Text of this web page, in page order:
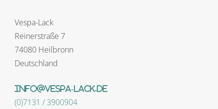
Vespa-Lack
Reinerstraße 7
74080 Heilbronn
Deutschland
info@vespa-lack.de
(0)7131 / 3900904